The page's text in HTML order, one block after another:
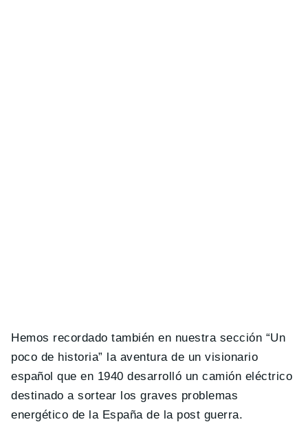
Hemos recordado también en nuestra sección “Un
poco de historia” la aventura de un visionario
español que en 1940 desarrolló un camión eléctrico
destinado a sortear los graves problemas
energético de la España de la post guerra.